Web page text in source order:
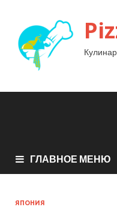
ГЛАВНОЕ МЕНЮ
ЯПОНИЯ